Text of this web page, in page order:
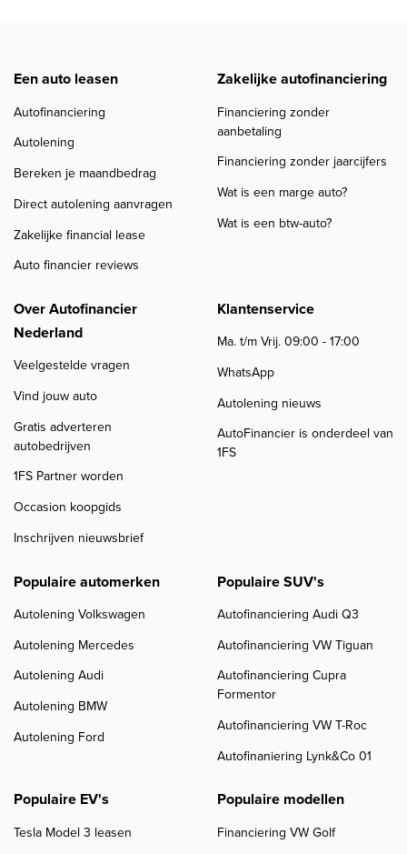
Een auto leasen
Autofinanciering
Autolening
Bereken je maandbedrag
Direct autolening aanvragen
Zakelijke financial lease
Auto financier reviews
Zakelijke autofinanciering
Financiering zonder
aanbetaling
Financiering zonder jaarcijfers
Wat is een marge auto?
Wat is een btw-auto?
Over Autofinancier
Nederland
Veelgestelde vragen
Vind jouw auto
Gratis adverteren
autobedrijven
1FS Partner worden
Occasion koopgids
Inschrijven nieuwsbrief
Klantenservice
Ma. t/m Vrij. 09:00 - 17:00
WhatsApp
Autolening nieuws
AutoFinancier is onderdeel van
1FS
Populaire automerken
Autolening Volkswagen
Autolening Mercedes
Autolening Audi
Autolening BMW
Autolening Ford
Populaire SUV's
Autofinanciering Audi Q3
Autofinanciering VW Tiguan
Autofinanciering Cupra
Formentor
Autofinanciering VW T-Roc
Autofinaniering Lynk&Co 01
Populaire EV's
Tesla Model 3 leasen
Populaire modellen
Financiering VW Golf